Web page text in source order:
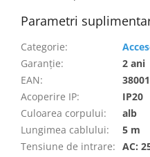
Parametri
Categorie:
Garanţie:
2 ani
EAN:
Acoperire IP:
IP20
Culoarea corpului:
alb
Lungimea cablului:
5 m
Tensiune de intrare: AC: